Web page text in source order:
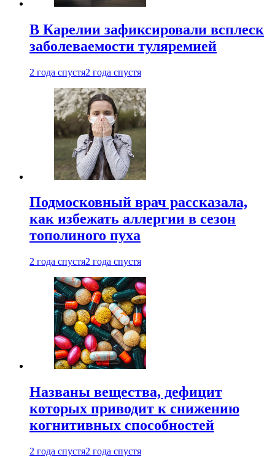
В Карелии зафиксировали всплеск
заболеваемости туляремией
2 года спустя2 года спустя
Подмосковный врач рассказала,
как избежать аллергии в сезон
тополиного пуха
2 года спустя2 года спустя
Названы вещества, дефицит
которых приводит к снижению
когнитивных способностей
2 года спустя2 года спустя